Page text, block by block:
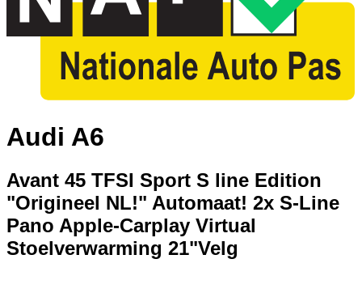
Audi A6
Avant 45 TFSI Sport S line Edition
"Origineel NL!" Automaat! 2x S-Line
Pano Apple-Carplay Virtual
Stoelverwarming 21"Velg